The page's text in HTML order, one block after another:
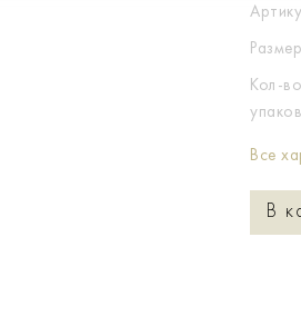
Кол-
Все
В